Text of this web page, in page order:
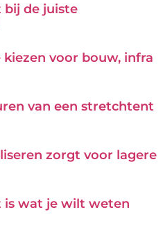
bij de juiste
voor bouw, infra
van een stretchtent
zorgt voor lagere
is wat je wilt weten